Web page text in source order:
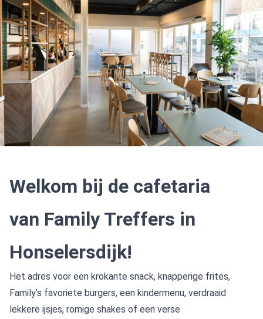
Welkom bij de cafetaria
van Family Treffers in
Honselersdijk!
Het adres voor een krokante snack, knapperige frites,
Family’s favoriete burgers, een kindermenu, verdraaid
lekkere ijsjes, romige shakes of een verse